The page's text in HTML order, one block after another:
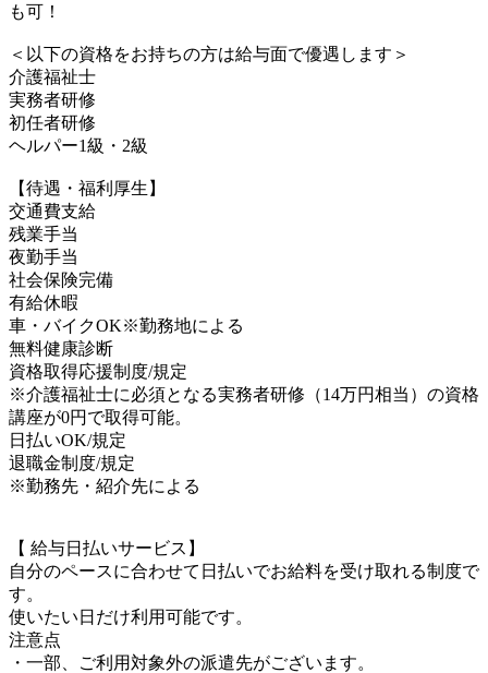
も可！
＜以下の資格をお持ちの方は給与面で優遇します＞
介護福祉士
実務者研修
初任者研修
ヘルパー1級・2級
【待遇・福利厚生】
交通費支給
残業手当
夜勤手当
社会保険完備
有給休暇
車・バイクOK※勤務地による
無料健康診断
資格取得応援制度/規定
※介護福祉士に必須となる実務者研修（14万円相当）の資格
講座が0円で取得可能。
日払いOK/規定
退職金制度/規定
※勤務先・紹介先による
【 給与日払いサービス】
自分のペースに合わせて日払いでお給料を受け取れる制度で
す。
使いたい日だけ利用可能です。
注意点
・一部、ご利用対象外の派遣先がございます。